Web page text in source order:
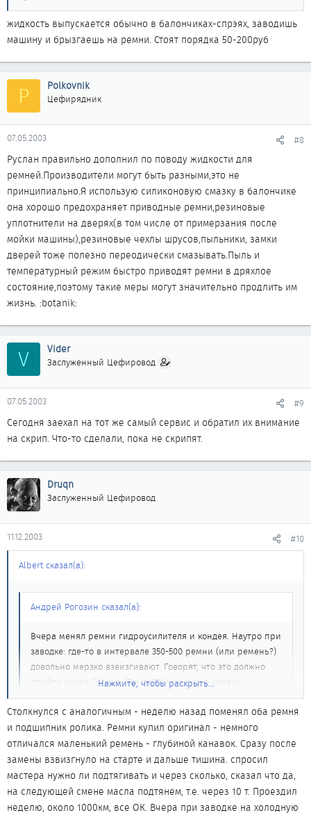
жидкость выпускается обычно в балончиках-спрэях, заводишь
машину и брызгаешь на ремни. Стоят порядка 50-200руб
P Polkovnik
Цефирядник
07.05.2003 #8
Руслан правильно дополнил по поводу жидкости для
ремней.Производители могут быть разными,это не
принципиально.Я использую силиконовую смазку в балончике
она хорошо предохраняет приводные ремни,резиновые
уплотнители на дверях(в том числе от примерзания после
мойки машины),резиновые чехлы шрусов,пыльники, замки
дверей тоже полезно переодически смазывать.Пыль и
температурный режим быстро приводят ремни в дряхлое
состояние,поэтому такие меры могут значительно продлить им
жизнь. :botanik:
V Vider
Заслуженный Цефировод
07.05.2003 #9
Сегодня заехал на тот же самый сервис и обратил их внимание
на скрип. Что-то сделали, пока не скрипят.
Druqn
Заслуженный Цефировод
11.12.2003 #10
Albert сказал(а):
Андрей Рогозин сказал(а):
Вчера менял ремни гидроусилителя и кондея. Наутро при
заводке: где-то в интервале 350-500 ремни (или ремень?)
довольно мерзко взвизгивают. Говорят, что это должно
пройти через 2-3 дня. Так ли? Или ехать в сервис
ругаться?
Нажмите, чтобы раскрыть...
Пройти - не пройдет ...но и ругаться тоже не стоит
Новые ремни растягиваются слегка и это нормальное явление
(так мне пояснили в НЦ), их приходится подтягивать раза два.
По крайней мере я именно два раза делал небольшую
подтяжку. После этого все стало нормально.
Нажмите, чтобы раскрыть...
Cтолкнулся с аналогичным - неделю назад поменял оба ремня
и подшипник ролика. Ремни купил оригинал - немного
отличался маленький ремень - глубиной канавок. Сразу после
замены взвизгнуло на старте и дальше тишина. спросил
мастера нужно ли подтягивать и через сколько, сказал что да,
на следующей смене масла подтянем, т.е. через 10 т. Проездил
неделю, около 1000км, все ОК. Вчера при заводке на холодную